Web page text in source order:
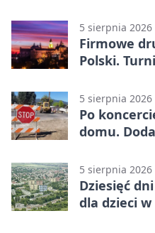
5 sierpnia 2026
Firmowe
Polski.
5 sierpnia 2026
Po
domu.
5 sierpnia 2026
Dziesięć
dla dzieci